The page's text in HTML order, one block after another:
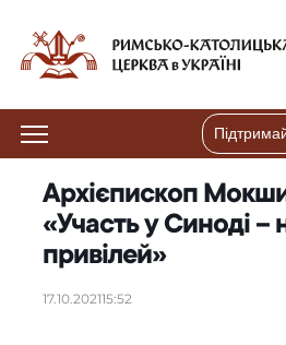
Архієпископ
«Участь у Синоді –
привілей»
17.10.202115:52